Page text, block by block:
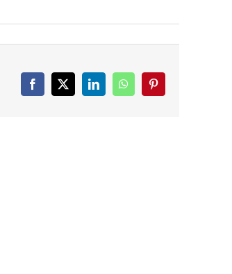
Facebook
X LinkedInWhatsAppPinterest